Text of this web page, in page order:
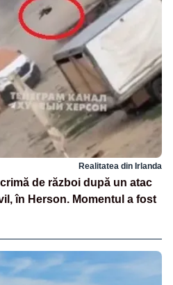
Realitatea din Irlanda
de război după un atac
în Herson. Momentul a fost